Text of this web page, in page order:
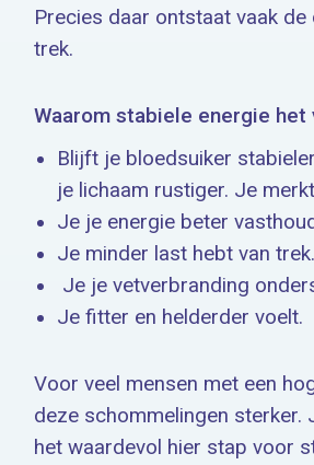
Precies daar ontstaat vaak de
trek.
Waarom stabiele energie het
Blijft je bloedsuiker
je lichaam rustiger. Je
Je je energie beter
Je minder last hebt van trek.
Je je vetverbranding
Je fitter en helderder voelt.
Voor veel mensen met een
deze schommelingen sterker.
het waardevol hier stap voor